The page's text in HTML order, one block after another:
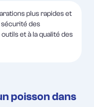
plus rapides et
sécurité des
et à la qualité des
poisson dans